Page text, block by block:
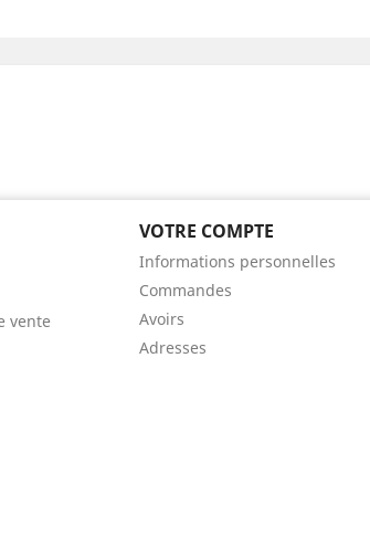
vente
VOTRE COMPTE
Informations personnelles
Commandes
Avoirs
Adresses